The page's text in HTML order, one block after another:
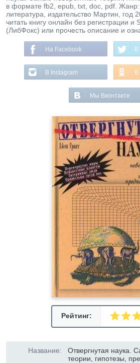
в формате fb2, epub, txt, doc, pdf.
литература, издательство Мартин, год
читать книгу онлайн без регистрации и
(ЛибФокс) или прочесть описание и
На Facebook В
В Instagram В
Мы Вконтакте
Рейтинг:
Название:
Отвергнутая наука.
теории, гипотезы,